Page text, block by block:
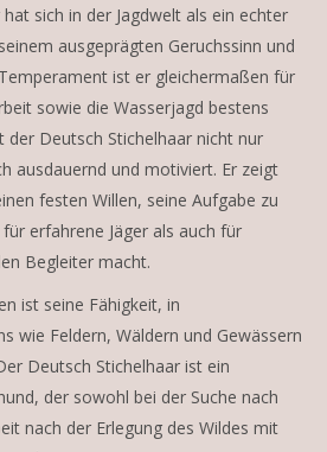
sich in der Jagdwelt als ein echter
ausgeprägten Geruchssinn und
ist er gleichermaßen für
sowie die Wasserjagd bestens
der Deutsch Stichelhaar nicht nur
ausdauernd und motiviert. Er zeigt
festen Willen, seine Aufgabe zu
erfahrene Jäger als auch für
Begleiter macht.
ist seine Fähigkeit, in
wie Feldern, Wäldern und Gewässern
Deutsch Stichelhaar ist ein
der sowohl bei der Suche nach
nach der Erlegung des Wildes mit